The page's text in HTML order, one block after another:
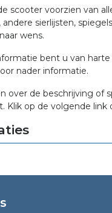
scooter voorzien van
sierlijsten,
wens.
bent u van
nader informatie.
over de beschrijving of
Klik op de volgende